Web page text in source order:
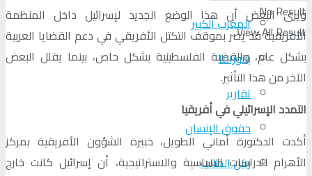
No Result
View All Resultالمغرب الكبير
بانوراما
تقارير
حقوق الإنسان
ركن الطالب
ويرى البعض أن هذا الوضع الجديد لإسرائيل داخل المنظمة
الأفريقية قد يضر بموقف التكتل الأفريقي في دعم القضايا العربية
بشكل عام، والقضية الفلسطينية بشكل خاص، بينما يقلل البعض
الآخر من هذا التأثير.
التمدد الإسرائيلي في أفريقيا
أكدت الدكتورة أماني الطويل، خبيرة الشؤون الأفريقية بمركز
الأهرام للدراسات السياسية والاستراتيجية، أن إسرائيل كانت خارج